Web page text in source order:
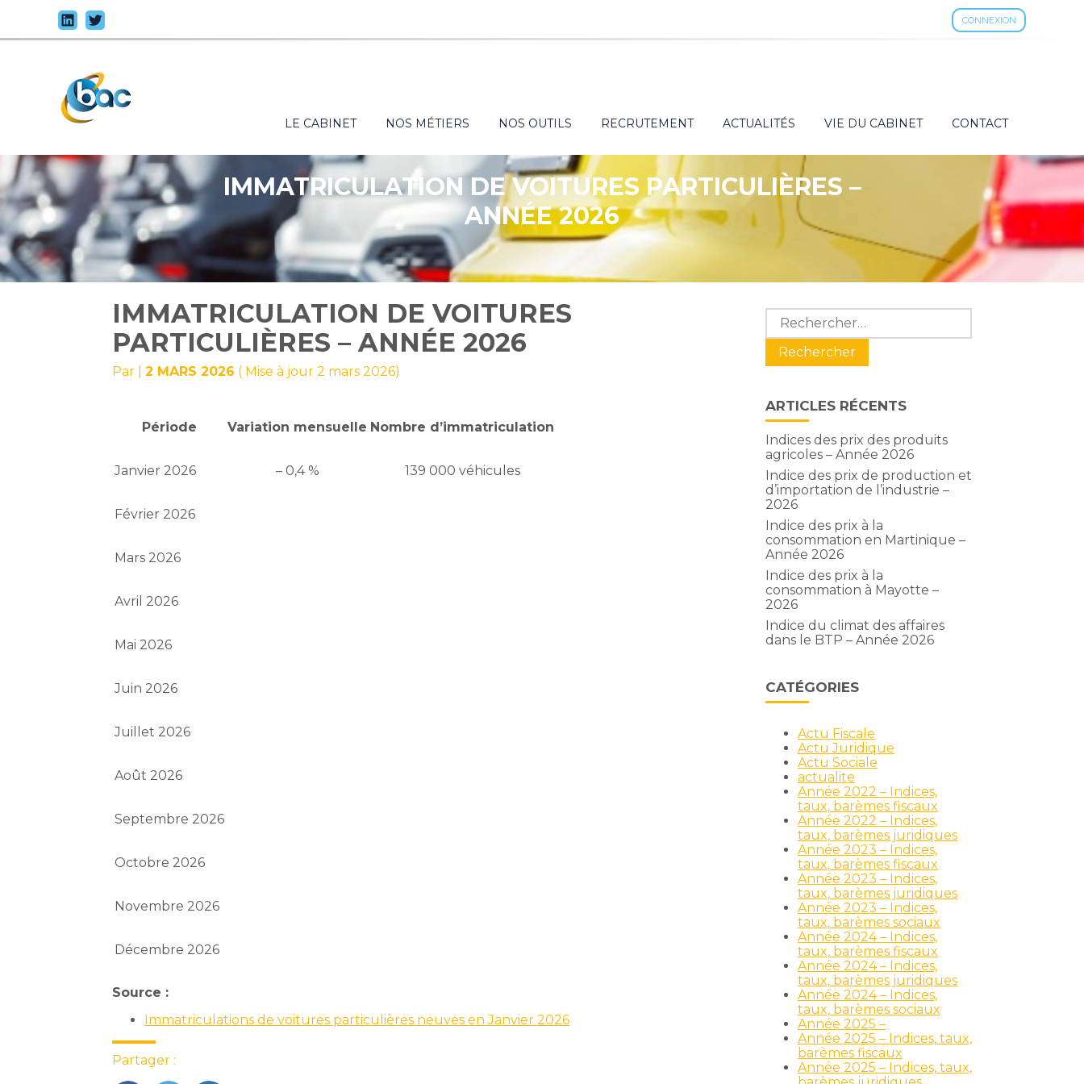
CONNEXION
au
contenu
Principal
LE CABINET NOS MÉTIERS NOS OUTILS RECRUTEMENT ACTUALITÉS VIE DU CABINET CONTACT
IMMATRICULATION DE VOITURES PARTICULIÈRES –
ANNÉE 2026
IMMATRICULATION DE VOITURES
PARTICULIÈRES – ANNÉE 2026
Par |2 MARS 2026 ( Mise à jour 2 mars 2026)
Période Variation mensuelle Nombre d’immatriculation
Janvier 2026 – 0,4 % 139 000 véhicules
Février 2026
Mars 2026
Avril 2026
Mai 2026
Juin 2026
Juillet 2026
Août 2026
Septembre 2026
Octobre 2026
Novembre 2026
Décembre 2026
Source :
Immatriculations de voitures particulières neuves en Janvier 2026
Partager :
Blog
sidebar
Rechercher :
ARTICLES RÉCENTS
Indices des prix des produits
agricoles – Année 2026
Indice des prix de production et
d’importation de l’industrie –
2026
Indice des prix à la
consommation en Martinique –
Année 2026
Indice des prix à la
consommation à Mayotte –
2026
Indice du climat des affaires
dans le BTP – Année 2026
CATÉGORIES
Actu Fiscale
Actu Juridique
Actu Sociale
actualite
Année 2022 – Indices,
taux, barèmes fiscaux
Année 2022 – Indices,
taux, barèmes juridiques
Année 2023 – Indices,
taux, barèmes fiscaux
Année 2023 – Indices,
taux, barèmes juridiques
Année 2023 – Indices,
taux, barèmes sociaux
Année 2024 – Indices,
taux, barèmes fiscaux
Année 2024 – Indices,
taux, barèmes juridiques
Année 2024 – Indices,
taux, barèmes sociaux
Année 2025 –
Année 2025 – Indices, taux,
barèmes fiscaux
Année 2025 – Indices, taux,